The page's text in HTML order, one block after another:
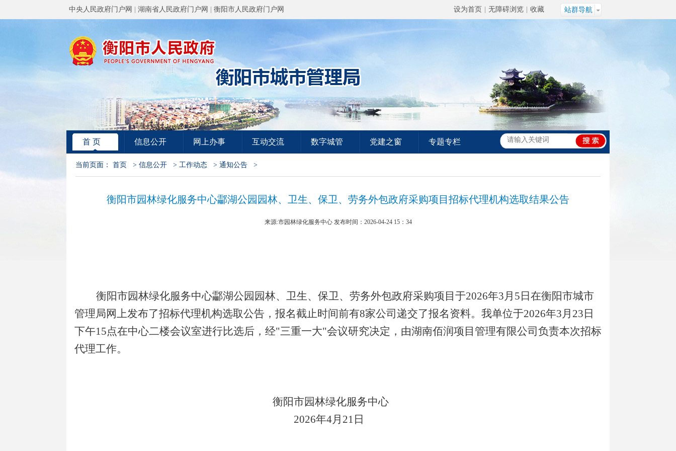
中央人民政府门户网 湖南省人民政府门户网 衡阳市人民政府门户网 设为首页 无障碍浏览 收藏 站群导航
首 页 信息公开 网上办事 互动交流 数字城管 党建之窗 专题专栏
当前页面： 首页 > 信息公开 > 工作动态 > 通知公告 >
衡阳市园林绿化服务中心酃湖公园园林、卫生、保卫、劳务外包政府采购项目招标代理机构选取结果公告
来源:市园林绿化服务中心 发布时间：2026-04-24 15：34
衡阳市园林绿化服务中心酃湖公园园林、卫生、保卫、劳务外包政府采购项目于2026年3月 5 日在衡阳市城市
管理局网上发布了招标代理机构选取公告，报名截止时间前有8家公司递交了报名资料。我单位于2026年3月 23 日
下午15点在中心二楼会议室进行比选后，经"三重一大"会议研究决定，由湖南佰润项目管理有限公司负责本次招标
代理工作。
衡阳市园林绿化服务中心
2026年4月 21 日